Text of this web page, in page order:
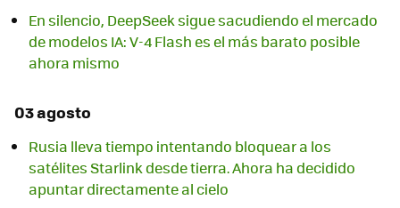
En silencio, DeepSeek sigue sacudiendo el mercado
de modelos IA: V-4 Flash es el más barato posible
ahora mismo
03 agosto
Rusia lleva tiempo intentando bloquear a los
satélites Starlink desde tierra. Ahora ha decidido
apuntar directamente al cielo